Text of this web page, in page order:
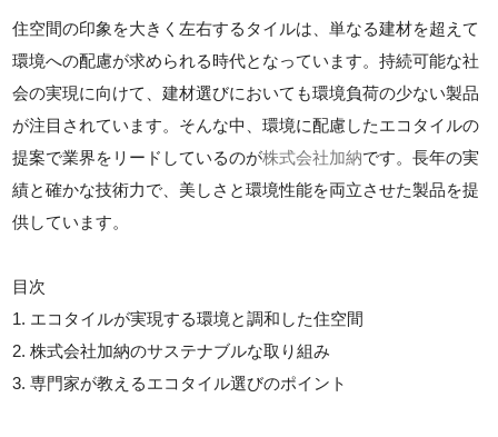
住空間の印象を大きく左右するタイルは、単なる建材を超えて
環境への配慮が求められる時代となっています。持続可能な社
会の実現に向けて、建材選びにおいても環境負荷の少ない製品
が注目されています。そんな中、環境に配慮したエコタイルの
提案で業界をリードしているのが株式会社加納です。長年の実
績と確かな技術力で、美しさと環境性能を両立させた製品を提
供しています。
目次
1. エコタイルが実現する環境と調和した住空間
2. 株式会社加納のサステナブルな取り組み
3. 専門家が教えるエコタイル選びのポイント